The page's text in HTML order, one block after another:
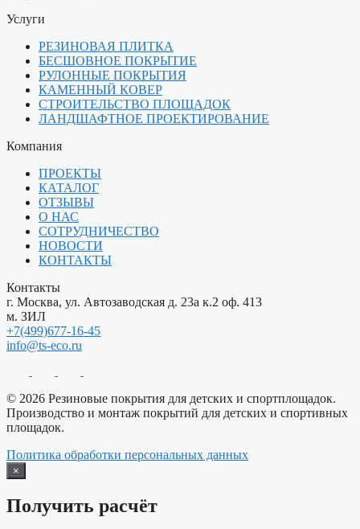
Услуги
РЕЗИНОВАЯ ПЛИТКА
БЕСШОВНОЕ ПОКРЫТИЕ
РУЛОННЫЕ ПОКРЫТИЯ
КАМЕННЫЙ КОВЕР
СТРОИТЕЛЬСТВО ПЛОЩАДОК
ЛАНДШАФТНОЕ ПРОЕКТИРОВАНИЕ
Компания
ПРОЕКТЫ
КАТАЛОГ
ОТЗЫВЫ
О НАС
СОТРУДНИЧЕСТВО
НОВОСТИ
КОНТАКТЫ
Контакты
г. Москва, ул. Автозаводская д. 23а к.2 оф. 413
м. ЗИЛ
+7(499)677-16-45
info@ts-eco.ru
© 2026 Резиновые покрытия для детских и спортплощадок.
Производство и монтаж покрытий для детских и спортивных
площадок.
Политика обработки персональных данных
×
Получить расчёт